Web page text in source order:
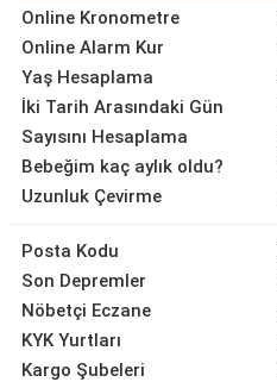
Online Kronometre
Online Alarm Kur
Yaş Hesaplama
İki Tarih Arasındaki Gün
Sayısını Hesaplama
Bebeğim kaç aylık oldu?
Uzunluk Çevirme
Posta Kodu
Son Depremler
Nöbetçi Eczane
KYK Yurtları
Kargo Şubeleri